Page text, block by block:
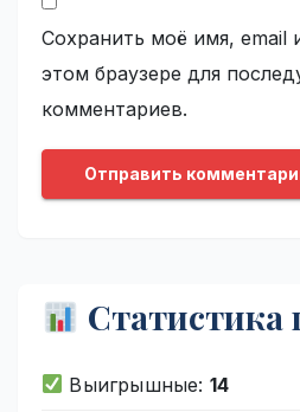
Сохранить моё имя, email
этом браузере для
комментариев.
Статистика
Выигрышные: 14